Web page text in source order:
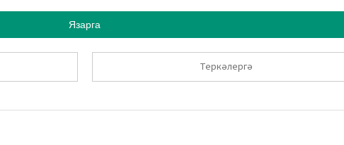
Язарга
Теркәлергә